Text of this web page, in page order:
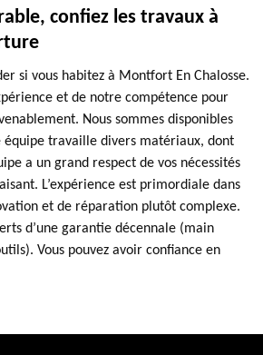
confiez les travaux à
si vous habitez à Montfort En Chalosse.
et de notre compétence pour
Nous sommes disponibles
équipe travaille divers matériaux, dont
a un grand respect de vos nécessités
L’expérience est primordiale dans
et de réparation plutôt complexe.
d’une garantie décennale (main
Vous pouvez avoir confiance en